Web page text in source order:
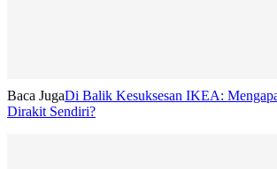
Baca JugaDi Balik Kesuksesan IKEA:
Dirakit Sendiri?